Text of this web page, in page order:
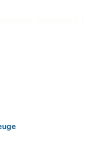
Occasionen,